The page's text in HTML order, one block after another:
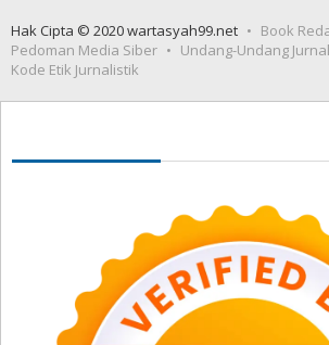
Hak Cipta © 2020 wartasyah99.net
Book
Pedoman Media Siber
Undang-Undang
Kode Etik Jurnalistik